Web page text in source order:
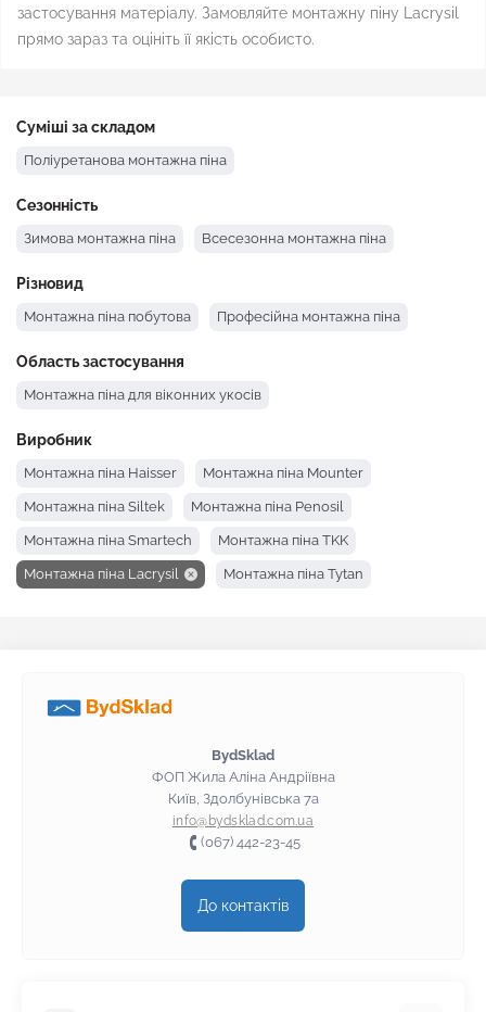
застосування матеріалу. Замовляйте монтажну піну Lacrysil
прямо зараз та оцініть її якість особисто.
Суміші за складом
Поліуретанова монтажна піна
Сезонність
Зимова монтажна піна Всесезонна монтажна піна
Різновид
Монтажна піна побутова Професійна монтажна піна
Область застосування
Монтажна піна для віконних укосів
Виробник
Монтажна піна Haisser Монтажна піна Mounter
Монтажна піна Siltek Монтажна піна Penosil
Монтажна піна Smartech Монтажна піна TKK
Монтажна піна Lacrysil Монтажна піна Tytan
BydSklad
ФОП Жила Аліна Андріївна
Київ, Здолбунівська 7а
info@bydsklad.com.ua
(067) 442-23-45
До контактів